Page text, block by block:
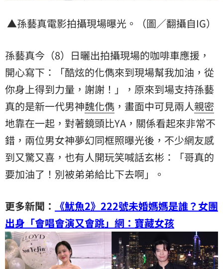
▲孫藝真電影拍攝現場曝光。（圖／翻攝自IG）
孫藝真今（8）日曬出拍攝現場的咖啡車應援，
開心寫下：「酷炫的化儁來到現場幫我加油，從
你身上得到力量，謝謝！」，原來到場支持孫藝
真的是新一代男神魏化儁 ，畫面中可見兩人親密
地靠在一起，對著鏡頭比YA，關係看起來非常不
錯，兩位男女神夢幻同框照曝光後，不少網友感
到又驚又喜，也有人開玩笑喊話玄彬：「哥真的
要加油了！別被弟弟給比下去啊」。
更多新聞：
《魷魚2》222號未婚媽媽是誰？女團
出身「會唱會演又會跳」網：寶藏女孩